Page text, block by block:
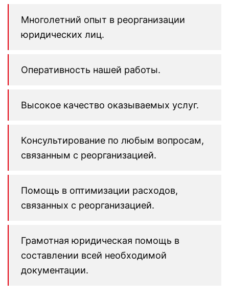
Многолетний опыт в реорганизации
юридических лиц.
Оперативность нашей работы.
Высокое качество оказываемых услуг.
Консультирование по любым вопросам,
связанным с реорганизацией.
Помощь в оптимизации расходов,
связанных с реорганизацией.
Грамотная юридическая помощь в
составлении всей необходимой
документации.